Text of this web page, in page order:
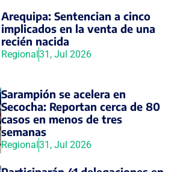
Arequipa: Sentencian a cinco
implicados en la venta de una
recién nacida
Regional31, Jul 2026
Sarampión se acelera en
Secocha: Reportan cerca de 80
casos en menos de tres
semanas
Regional31, Jul 2026